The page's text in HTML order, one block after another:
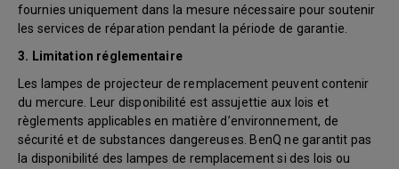
fournies uniquement dans la mesure nécessaire pour soutenir
les services de réparation pendant la période de garantie.
3. Limitation réglementaire
Les lampes de projecteur de remplacement peuvent contenir
du mercure. Leur disponibilité est assujettie aux lois et
règlements applicables en matière d’environnement, de
sécurité et de substances dangereuses. BenQ ne garantit pas
la disponibilité des lampes de remplacement si des lois ou